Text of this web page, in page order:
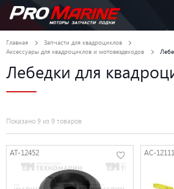
Главная
Запчасти для квадроциклов
Аксессуары для квадроциклов и мотовездеходов
Лебедки для
Показано 9 из 9 товаров
AT-12452 AC-12111